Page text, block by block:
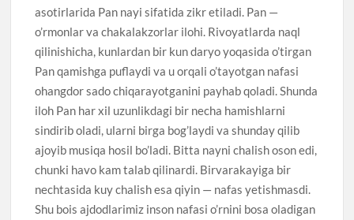
asotirlarida Pan nayi sifatida zikr etiladi. Pan —
o’rmonlar va chakalakzorlar ilohi. Rivoyatlarda naql
qilinishicha, kunlardan bir kun daryo yoqasida o’tirgan
Pan qamishga puflaydi va u orqali o’tayotgan nafasi
ohangdor sado chiqarayotganini payhab qoladi. Shunda
iloh Pan har xil uzunlikdagi bir necha hamishlarni
sindirib oladi, ularni birga bog’laydi va shunday qilib
ajoyib musiqa hosil bo’ladi. Bitta nayni chalish oson edi,
chunki havo kam talab qilinardi. Birvarakayiga bir
nechtasida kuy chalish esa qiyin — nafas yetishmasdi.
Shu bois ajdodlarimiz inson nafasi o’rnini bosa oladigan